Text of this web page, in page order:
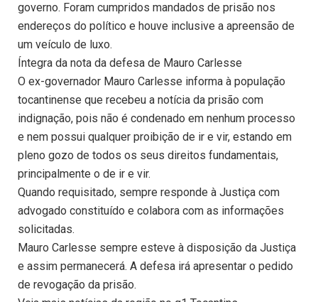
governo. Foram cumpridos mandados de prisão nos
endereços do político e houve inclusive a apreensão de
um veículo de luxo.
Íntegra da nota da defesa de Mauro Carlesse
O ex-governador Mauro Carlesse informa à população
tocantinense que recebeu a notícia da prisão com
indignação, pois não é condenado em nenhum processo
e nem possui qualquer proibição de ir e vir, estando em
pleno gozo de todos os seus direitos fundamentais,
principalmente o de ir e vir.
Quando requisitado, sempre responde à Justiça com
advogado constituído e colabora com as informações
solicitadas.
Mauro Carlesse sempre esteve à disposição da Justiça
e assim permanecerá. A defesa irá apresentar o pedido
de revogação da prisão.